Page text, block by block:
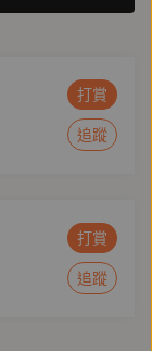
打賞
追蹤
打賞
追蹤